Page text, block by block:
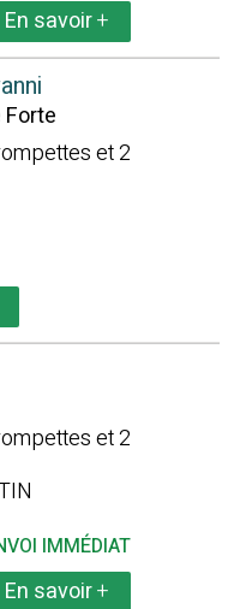
En savoir+
Forte
et 2
et 2
IMMÉDIAT
En savoir+